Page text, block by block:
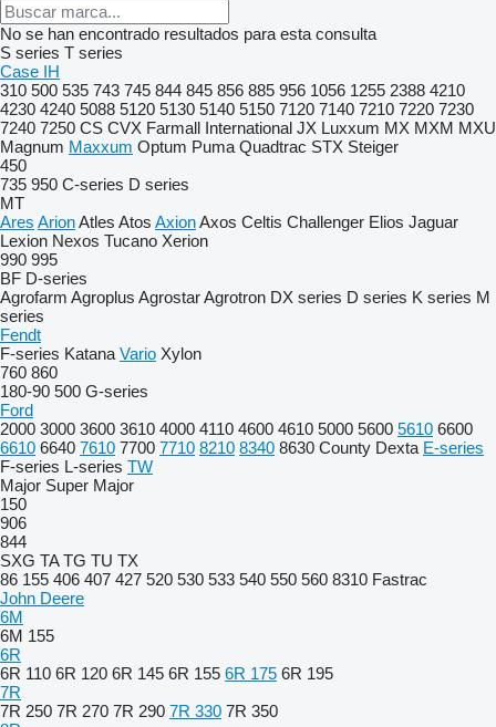
No se han encontrado resultados para esta consulta
S series T series
Case IH
310 500 535 743 745 844 845 856 885 956 1056 1255 2388 4210
4230 4240 5088 5120 5130 5140 5150 7120 7140 7210 7220 7230
7240 7250 CS CVX Farmall International JX Luxxum MX MXM MXU
Magnum Maxxum Optum Puma Quadtrac STX Steiger
450
735 950 C-series D series
MT
Ares ArionAtles Atos AxionAxos Celtis Challenger Elios Jaguar
Lexion Nexos Tucano Xerion
990 995
BF D-series
Agrofarm Agroplus AgrostarAgrotron DX series D series K series M
series
Fendt
F-series Katana Vario Xylon
760 860
180-90 500 G-series
Ford
2000 3000 3600 3610 4000 4110 4600 4610 5000 5600 5610 6600
6610 6640 7610 7700 7710 8210 8340 8630 County Dexta E-series
F-series L-series TW
Major Super Major
150
906
844
SXG TA TG TU TX
86 155 406 407 427 520 530 533 540 550 560 8310 Fastrac
John Deere
6M
6M 155
6R
6R 110 6R 120 6R 145 6R 155 6R 175 6R 195
7R
7R 250 7R 270 7R 290 7R 330 7R 350